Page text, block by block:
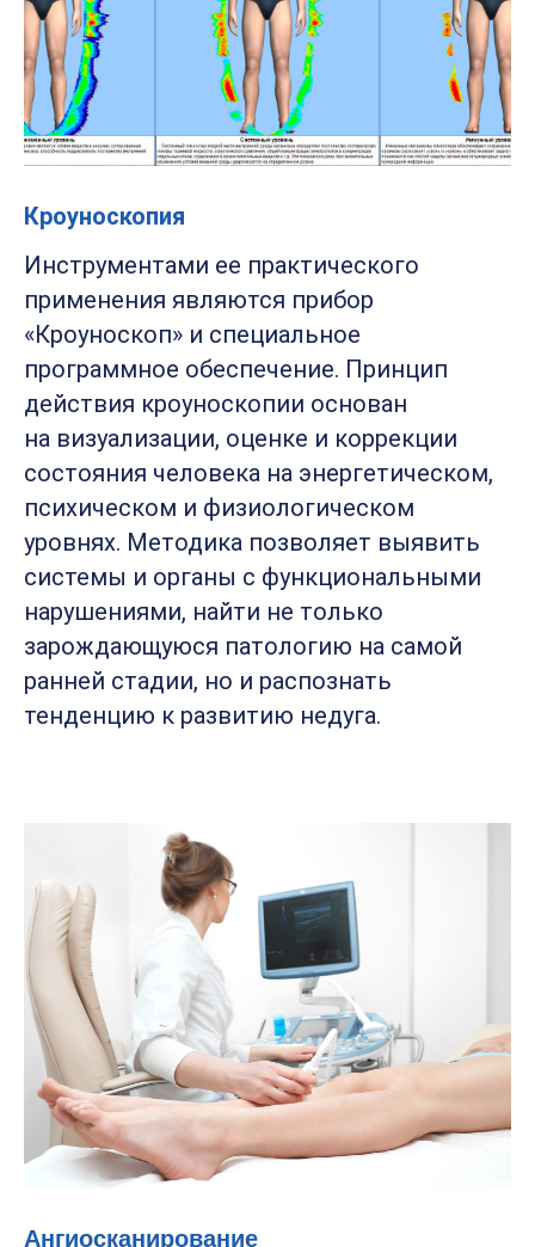
Кроуноскопия
Инструментами ее практического
применения являются прибор
«Кроуноскоп» и специальное
программное обеспечение. Принцип
действия кроуноскопии основан
на визуализации, оценке и коррекции
состояния человека на энергетическом,
психическом и физиологическом
уровнях. Методика позволяет выявить
системы и органы с функциональными
нарушениями, найти не только
зарождающуюся патологию на самой
ранней стадии, но и распознать
тенденцию к развитию недуга.
Ангиосканирование